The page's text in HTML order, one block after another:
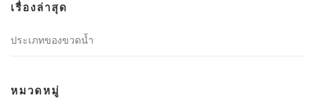
เรื่องล่าสุด
ประเภทของขวดน้ำ
หมวดหมู่